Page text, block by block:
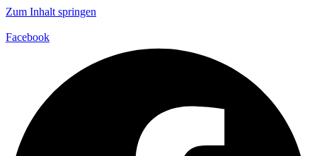
Zum Inhalt springen
Facebook